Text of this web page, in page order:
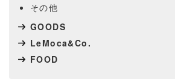
その他
GOODS
LeMoca&Co.
FOOD